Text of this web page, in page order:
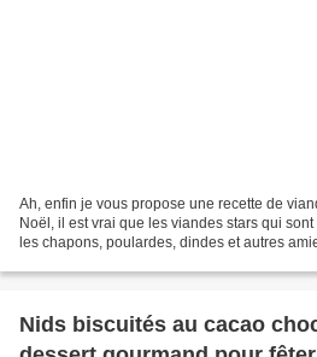
Ah, enfin je vous propose une recette de
Noël, il est vrai que les viandes stars qui
les chapons, poulardes, dindes et autres
Nids biscuités au cacao